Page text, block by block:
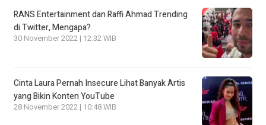
RANS Entertainment dan Raffi Ahmad Trending
di Twitter, Mengapa?
30 November 2022 | 12:32 WIB
Cinta Laura Pernah Insecure Lihat Banyak Artis
yang Bikin Konten YouTube
28 November 2022 | 10:48 WIB